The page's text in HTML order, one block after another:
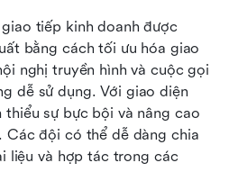
tiếp kinh doanh được
bằng cách tối ưu hóa giao
nghị truyền hình và cuộc gọi
dễ sử dụng. Với giao diện
sự bực bội và nâng cao
Các đội có thể dễ dàng chia
liệu và hợp tác trong các